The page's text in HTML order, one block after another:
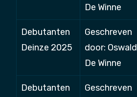
De Winne
Debutanten
Deinze 2025
Geschreven
door: Oswald
De Winne
Debutanten
Geschreven